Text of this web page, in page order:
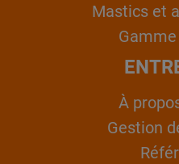
Mastics et
À
Gestion